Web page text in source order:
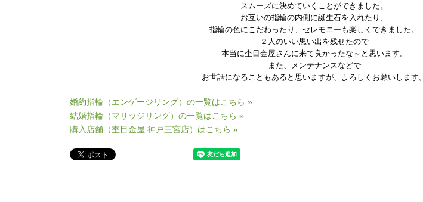
スムーズに決めていくことができました。
お互いの指輪の内側に誕生石を入れたり、
指輪の色にこだわったり、セレモニーも楽しくできました。
２人のいい思い出を残せたので
本当に杢目金屋さんに来て良かったな～と思います。
また、メンテナンスなどで
お世話になることもあると思いますが、よろしくお願いします。
婚約指輪（エンゲージリング）の一覧はこちら »
結婚指輪（マリッジリング）の一覧はこちら »
購入店舗（杢目金屋 神戸三宮店）はこちら »